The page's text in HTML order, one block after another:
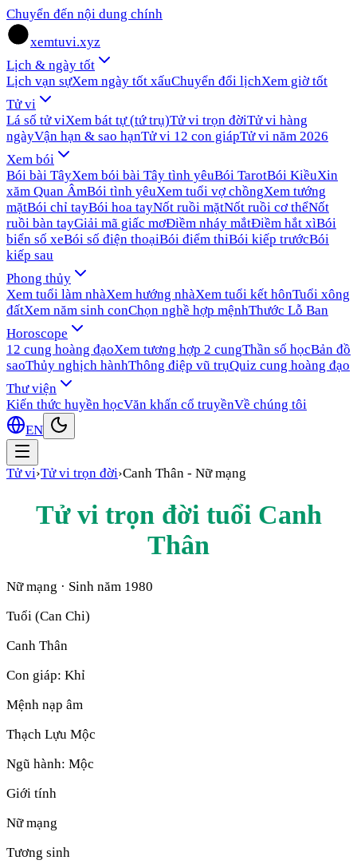
Chuyển đến nội dung chính
xemtuvi.xyz
Lịch & ngày tốt
Lịch vạn sựXem ngày tốt xấuChuyển đổi lịchXem giờ tốt
Tử vi
Lá số tử viXem bát tự (tứ trụ)Tử vi trọn đờiTử vi hàng
ngàyVận hạn & sao hạnTử vi 12 con giápTử vi năm 2026
Xem bói
Bói bài TâyXem bói bài Tây tình yêuBói TarotBói KiềuXin
xăm Quan ÂmBói tình yêuXem tuổi vợ chồngXem tướng
mặtBói chỉ tayBói hoa tayNốt ruồi mặtNốt ruồi cơ thểNốt
ruồi bàn tayGiải mã giấc mơĐiềm nháy mắtĐiềm hắt xìBói
biển số xeBói số điện thoạiBói điểm thiBói kiếp trướcBói
kiếp sau
Phong thủy
Xem tuổi làm nhàXem hướng nhàXem tuổi kết hônTuổi xông
đấtXem năm sinh conChọn nghề hợp mệnhThước Lỗ Ban
Horoscope
12 cung hoàng đạoXem tương hợp 2 cungThần số họcBản đồ
saoThủy nghịch hànhThông điệp vũ trụQuiz cung hoàng đạo
Thư viện
Kiến thức huyền họcVăn khấn cổ truyềnVề chúng tôi
EN
Tử vi›Tử vi trọn đời›Canh Thân - Nữ mạng
Tử vi trọn đời tuổi Canh
Thân
Nữ mạng · Sinh năm 1980
Tuổi (Can Chi)
Canh Thân
Con giáp: Khỉ
Mệnh nạp âm
Thạch Lựu Mộc
Ngũ hành: Mộc
Giới tính
Nữ mạng
Tương sinh